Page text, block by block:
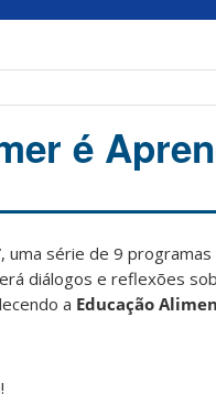
é
uma série de 9
diálogos e reflexões
a Educação